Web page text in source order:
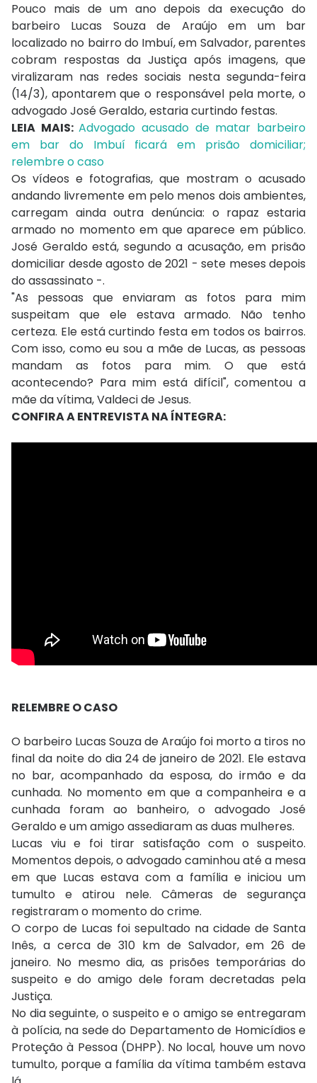
Pouco mais de um ano depois da execução do
barbeiro Lucas Souza de Araújo em um bar
localizado no bairro do Imbuí, em Salvador, parentes
cobram respostas da Justiça após imagens, que
viralizaram nas redes sociais nesta segunda-feira
(14/3), apontarem que o responsável pela morte, o
advogado José Geraldo, estaria curtindo festas.
LEIA MAIS:Advogado acusado de matar barbeiro
em bar do Imbuí ficará em prisão domiciliar;
relembre o caso
Os vídeos e fotografias, que mostram o acusado
andando livremente em pelo menos dois ambientes,
carregam ainda outra denúncia: o rapaz estaria
armado no momento em que aparece em público.
José Geraldo está, segundo a acusação, em prisão
domiciliar desde agosto de 2021 - sete meses depois
do assassinato -.
"As pessoas que enviaram as fotos para mim
suspeitam que ele estava armado. Não tenho
certeza. Ele está curtindo festa em todos os bairros.
Com isso, como eu sou a mãe de Lucas, as pessoas
mandam as fotos para mim. O que está
acontecendo? Para mim está difícil", comentou a
mãe da vítima, Valdeci de Jesus.
CONFIRA A ENTREVISTA NA ÍNTEGRA:
RELEMBRE O CASO
O barbeiro Lucas Souza de Araújo foi morto a tiros no
final da noite do dia 24 de janeiro de 2021. Ele estava
no bar, acompanhado da esposa, do irmão e da
cunhada. No momento em que a companheira e a
cunhada foram ao banheiro, o advogado José
Geraldo e um amigo assediaram as duas mulheres.
Lucas viu e foi tirar satisfação com o suspeito.
Momentos depois, o advogado caminhou até a mesa
em que Lucas estava com a família e iniciou um
tumulto e atirou nele. Câmeras de segurança
registraram o momento do crime.
O corpo de Lucas foi sepultado na cidade de Santa
Inês, a cerca de 310 km de Salvador, em 26 de
janeiro. No mesmo dia, as prisões temporárias do
suspeito e do amigo dele foram decretadas pela
Justiça.
No dia seguinte, o suspeito e o amigo se entregaram
à polícia, na sede do Departamento de Homicídios e
Proteção à Pessoa (DHPP). No local, houve um novo
tumulto, porque a família da vítima também estava